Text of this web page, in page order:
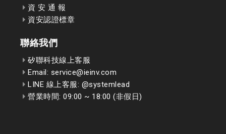
資 安 通 報
資安認證標章
聯絡我們
矽聯科技線上客服
Email: service@ieinv.com
LINE 線上客服: @systemlead
營業時間: 09:00 ~ 18:00 (非假日)